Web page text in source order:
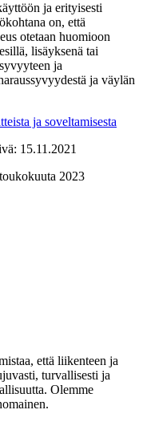
ja erityisesti
on, että
otetaan huomioon
lisäyksenä tai
ja
ja väylän
ja soveltamisesta
15.11.2021
2023
että liikenteen ja
turvallisesti ja
Olemme